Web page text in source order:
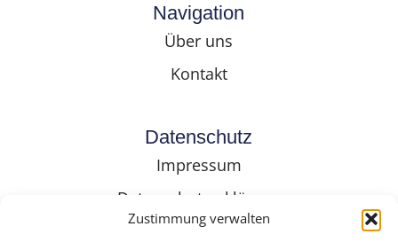
Zustimmung verwalten
Navigation
Über uns
Kontakt
Datenschutz
Impressum
Datenschutzerklärung
Cookie-Richtlinie (EU)